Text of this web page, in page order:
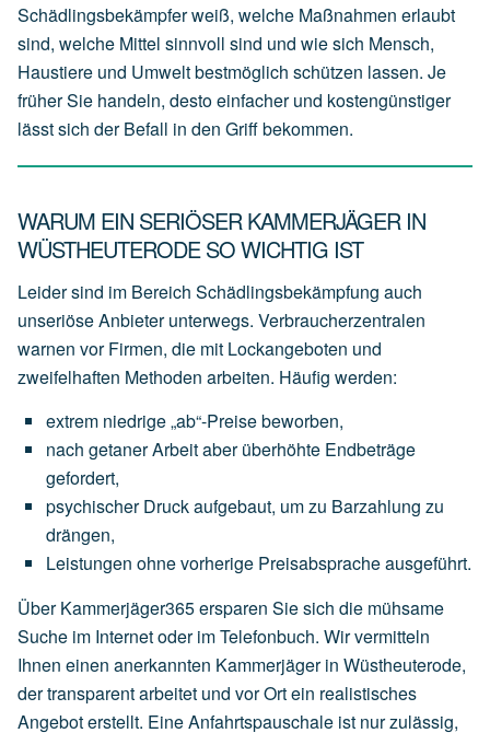
Schädlingsbekämpfer weiß, welche Maßnahmen erlaubt
sind, welche Mittel sinnvoll sind und wie sich Mensch,
Haustiere und Umwelt bestmöglich schützen lassen. Je
früher Sie handeln, desto einfacher und kostengünstiger
lässt sich der Befall in den Griff bekommen.
WARUM EIN SERIÖSER KAMMERJÄGER IN
WÜSTHEUTERODE SO WICHTIG IST
Leider sind im Bereich Schädlingsbekämpfung auch
unseriöse Anbieter unterwegs. Verbraucherzentralen
warnen vor Firmen, die mit Lockangeboten und
zweifelhaften Methoden arbeiten. Häufig werden:
extrem niedrige„ab“-Preisebeworben,
nach getanerArbeitaber überhöhte Endbeträge
gefordert,
psychischer Druckaufgebaut, umzu Barzahlung zu
drängen,
Leistungen ohnevorherige Preisabspracheausgeführt.
Über Kammerjäger365 ersparen Sie sich die mühsame
Suche im Internet oder im Telefonbuch. Wir vermitteln
Ihnen einen anerkannten Kammerjäger in Wüstheuterode,
der transparent arbeitet und vor Ort ein realistisches
Angebot erstellt. Eine Anfahrtspauschale ist nur zulässig,